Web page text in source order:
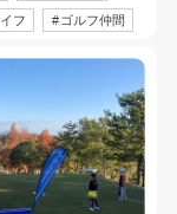
フ #ゴルフ仲間